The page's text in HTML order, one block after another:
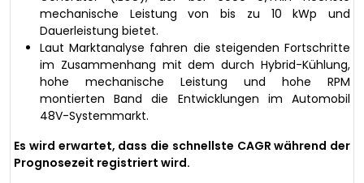
mechanische Leistung von bis zu 10 kWp und
Dauerleistung bietet.
Laut Marktanalyse fahren die steigenden Fortschritte
im Zusammenhang mit dem durch Hybrid-Kühlung,
hohe mechanische Leistung und hohe RPM
montierten Band die Entwicklungen im Automobil
48V-Systemmarkt.
Es wird erwartet, dass die schnellste CAGR während der
Prognosezeit registriert wird.